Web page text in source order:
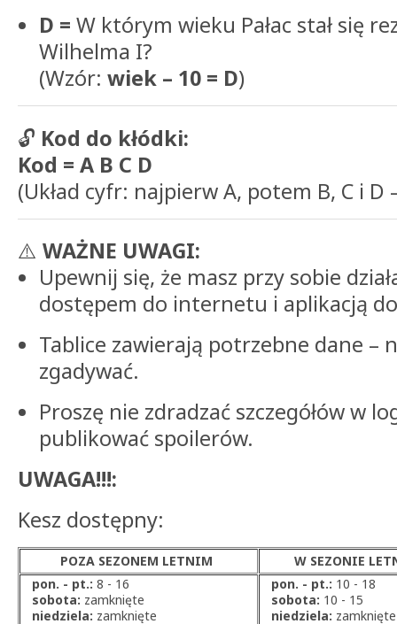
D = W którym wieku Pałac stał się
Wilhelma I?
(Wzór: wiek – 10 = D)
🔓 Kod do kłódki:
Kod = A B C D
(Układ cyfr: najpierw A, potem B, C i D
⚠️ WAŻNE UWAGI:
Upewnij się, że masz przy sobie
dostępem do internetu i aplikacją
Tablice zawierają potrzebne dane –
zgadywać.
Proszę nie zdradzać szczegółów w
publikować spoilerów.
UWAGA!!!:
Kesz dostępny:
POZA SEZONEM LETNIM
W SEZONIE
pon. - pt.: 8 - 16
sobota: zamknięte
niedziela: zamknięte
pon. - pt.: 10 - 18
sobota: 10 - 15
niedziela: zamknięte